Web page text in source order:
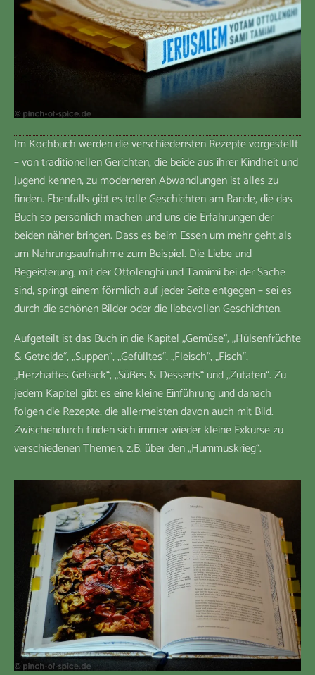
Im Kochbuch werden die verschiedensten Rezepte vorgestellt
– von traditionellen Gerichten, die beide aus ihrer Kindheit und
Jugend kennen, zu moderneren Abwandlungen ist alles zu
finden. Ebenfalls gibt es tolle Geschichten am Rande, die das
Buch so persönlich machen und uns die Erfahrungen der
beiden näher bringen. Dass es beim Essen um mehr geht als
um Nahrungsaufnahme zum Beispiel. Die Liebe und
Begeisterung, mit der Ottolenghi und Tamimi bei der Sache
sind, springt einem förmlich auf jeder Seite entgegen – sei es
durch die schönen Bilder oder die liebevollen Geschichten.
Aufgeteilt ist das Buch in die Kapitel „Gemüse“, „Hülsenfrüchte
& Getreide“, „Suppen“, „Gefülltes“, „Fleisch“, „Fisch“,
„Herzhaftes Gebäck“, „Süßes & Desserts“ und „Zutaten“. Zu
jedem Kapitel gibt es eine kleine Einführung und danach
folgen die Rezepte, die allermeisten davon auch mit Bild.
Zwischendurch finden sich immer wieder kleine Exkurse zu
verschiedenen Themen, z.B. über den „Hummuskrieg“.